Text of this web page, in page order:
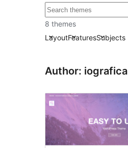
Пошук
8 themes
LayoutFeaturesSubjects
Author: iografica